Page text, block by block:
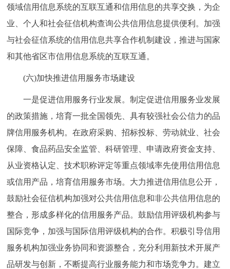
领域信用信息系统的互联互通和信用信息的共享交换，为企
业、个人和社会征信机构查询公共信用信息提供便利。加强
与社会征信系统的信用信息共享合作机制建设，推进与国家
和其他省区市信用信息系统的互联互通。
(六)加快推进信用服务市场建设
一是促进信用服务行业发展。制定促进信用服务业发展
的政策措施，培育一批全国领先、具有较强社会公信力的品
牌信用服务机构。在政府采购、招标投标、劳动就业、社会
保障、食品药品安全监管、科研管理、申请政府资金支持、
从业资格认定、技术职称评定等重点领域率先使用信用信息
或信用产品，培育信用服务市场。大力推进信用信息公开，
鼓励社会征信机构加强对公共信用信息和非公共信用信息的
整合，形成多样化的信用服务产品。鼓励信用评级机构参与
国际竞争，加强与国际信用评级机构的合作。积极引导信用
服务机构加强业务协同和资源整合，充分利用新技术开展产
品研发与创新，不断提高行业服务能力和市场竞争力。建立